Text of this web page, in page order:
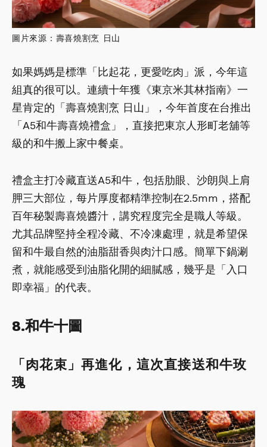
圖片來源：壽喜燒割烹 日山
如果媽媽是標準「比起花，更愛吃肉」派，今年這
組真的很可以。連續十年獲《東京米其林指南》一
星肯定的「壽喜燒割烹 日山」，今年首度在台推出
「A5和牛壽喜燒禮盒」，直接把東京人形町老舖等
級的和牛搬上家中餐桌。
禮盒主打冷藏直送A5和牛，包括肋眼、沙朗與上肩
胛三大部位，每片厚度都精準控制在2.5mm，搭配
百年秘製壽喜燒醬汁，講究程度完全是職人等級。
尤其品牌堅持全程冷藏、不冷凍處理，就是希望保
留和牛最自然的油脂甜香與肉汁口感。簡單下鍋涮
煮，就能感受到油脂化開的細膩感，幾乎是「入口
即幸福」的代表。
8.和牛十圖
「肉花束」再進化，這次直接送和牛玫
瑰